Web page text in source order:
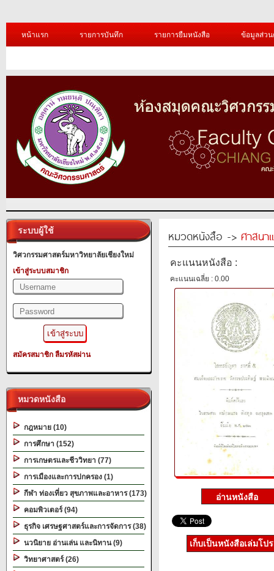
หน้าแรก รายการบันทึก รายการยืมหนังสือ ข้อมูลส่ว
ระบบผู้ใช้
วิศวกรรมศาสตร์มหาวิทยาลัยเชียงใหม่
เข้าสู่ระบบสมาชิก
สมัครสมาชิก ลืมรหัสผ่าน
หมวดหนังสือ
กฎหมาย (10)
การศึกษา (152)
การเกษตรและชีววิทยา (77)
การเมืองและการปกครอง (1)
กีฬา ท่องเที่ยว สุขภาพและอาหาร (173)
คอมพิวเตอร์ (94)
ธุรกิจ เศรษฐศาสตร์และการจัดการ (38)
นวนิยาย อ่านเล่น และนิทาน (9)
วิทยาศาสตร์ (26)
หมวดหนังสือ -> ศาสนา
คะแนนหนังสือ :
คะแนนเฉลี่ย : 0.00
เก็บเป็นหนังสือเล่มโป